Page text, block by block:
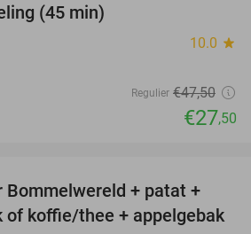
(45 min)
10.0 star
Regulier €47,50
€27,50
23%
Bommelwereld + patat +
of koffie/thee + appelgebak